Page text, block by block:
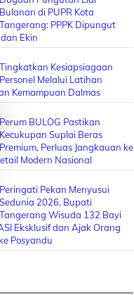
Bulanan di PUPR Kota
Tangerang: PPPK Dipungut
Ekin
Tingkatkan Kesiapsiagaan
Personel Melalui Latihan
Kemampuan Dalmas
Perum BULOG Pastikan
Kecukupan Suplai Beras
Premium, Perluas Jangkauan ke
Modern Nasional
Peringati Pekan Menyusui
Sedunia 2026, Bupati
Tangerang Wisuda 132 Bayi
Eksklusif dan Ajak Orang
Posyandu